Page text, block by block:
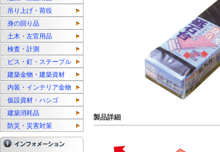
吊り上げ・荷役
身の回り品
土木・左官用品
検査・計測
ビス・釘・ステープル
建築金物・建築資材
内装・インテリア金物
仮設資材・ハシゴ
建築消耗品
防災・災害対策
製品詳細